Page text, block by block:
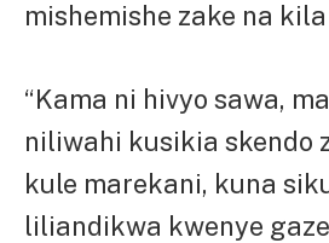
mishemishe zake na
“Kama ni hivyo sawa,
niliwahi kusikia skendo
kule marekani, kuna
liliandikwa kwenye